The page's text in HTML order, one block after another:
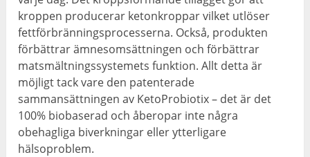
kroppen producerar ketonkroppar vilket utlöser
fettförbränningsprocesserna. Också, produkten
förbättrar ämnesomsättningen och förbättrar
matsmältningssystemets funktion. Allt detta är
möjligt tack vare den patenterade
sammansättningen av KetoProbiotix – det är det
100% biobaserad och åberopar inte några
obehagliga biverkningar eller ytterligare
hälsoproblem.